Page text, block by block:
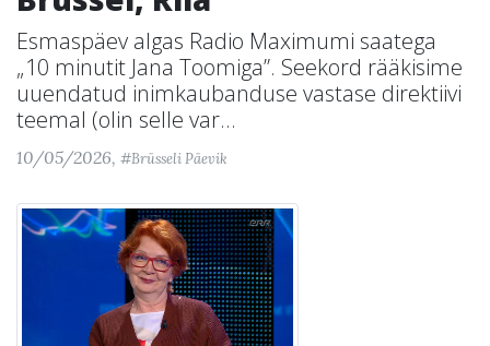
Esmaspäev algas Radio Maximumi saatega
„10 minutit Jana Toomiga”. Seekord rääkisime
uuendatud inimkaubanduse vastase direktiivi
teemal (olin selle var...
10/05/2026, #Brüsseli Päevik